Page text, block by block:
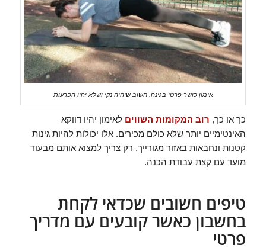
אימון כושר פרטי בגינה: חשוב שיהיה נקי ושלא יהיו הפרעות
כך או כך, רוב המקומות השווים לאימון יהיו דווקא
האינטימיים יותר שלא כולם מכירים. אלו יכולות להיות גינות
קטנות ונחבאות באזור מגורייך, רק צריך למצוא אותם מבעוד
מועד עם קצת עבודת הכנה.
טיפים חשובים שכדאי לקחת
בחשבון כאשר קובעים עם מדריך
פרטי